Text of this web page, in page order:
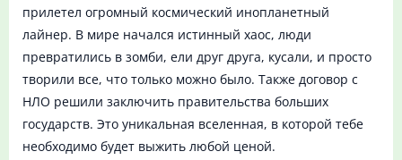
прилетел огромный космический инопланетный
лайнер. В мире начался истинный хаос, люди
превратились в зомби, ели друг друга, кусали, и просто
творили все, что только можно было. Также договор с
НЛО решили заключить правительства больших
государств. Это уникальная вселенная, в которой тебе
необходимо будет выжить любой ценой.